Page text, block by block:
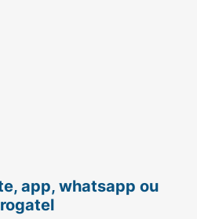
app, whatsapp ou